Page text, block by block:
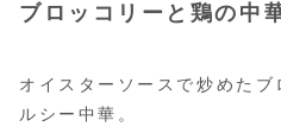
ブロッコリーと鶏の中
オイスターソースで炒めた
ルシー中華。